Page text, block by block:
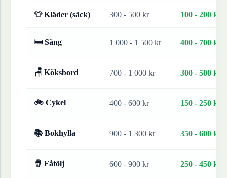
👕 Kläder (säck) 300 - 500 kr 100 - 200 kr
🛏 Säng 1 000 - 1 500 kr 400 - 700 kr
🪑 Köksbord 700 - 1 000 kr 300 - 500 kr
🚲 Cykel 400 - 600 kr 150 - 250 kr
📚 Bokhylla 900 - 1 300 kr 350 - 600 kr
🪘 Fåtölj 600 - 900 kr 250 - 450 kr